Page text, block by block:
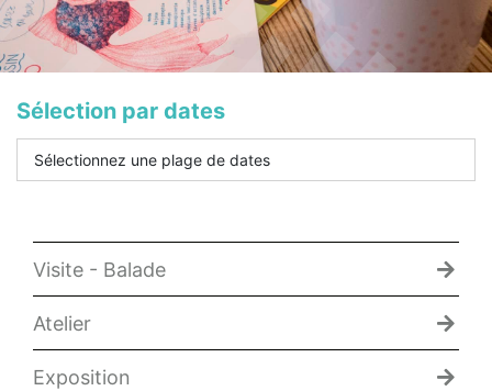
Sélection par dates
Visite - Balade
Atelier
Exposition